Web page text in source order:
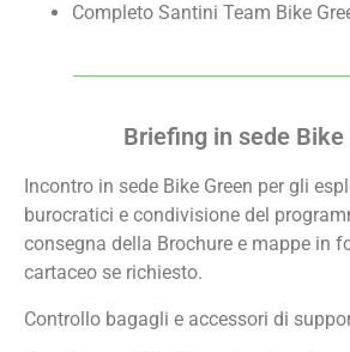
Completo Santini Team Bike
Briefing in sede Bike
Incontro in sede Bike Green per gli
burocratici e condivisione del
consegna della Brochure e mappe in
cartaceo se richiesto.
Controllo bagagli e accessori di